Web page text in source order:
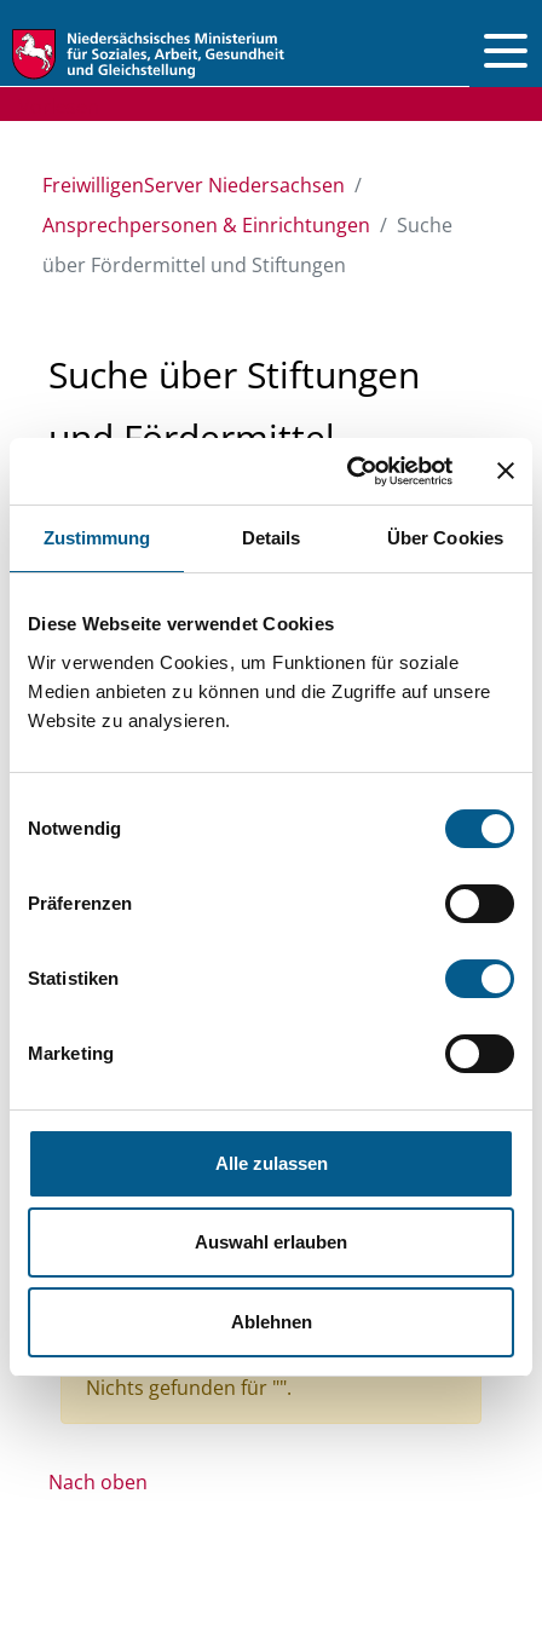
Zustimmung Details Über Cookies
Diese Webseite verwendet Cookies
Wir verwenden Cookies, um Funktionen für soziale
Medien anbieten zu können und die Zugriffe auf unsere
Website zu analysieren.
Notwendig
Präferenzen
Statistiken
Marketing
Alle zulassen
Auswahl erlauben
Ablehnen
FreiwilligenServer Niedersachsen
Ansprechpersonen & Einrichtungen
Suche
über Fördermittel und Stiftungen
Suche über Stiftungen
und Fördermittel
Sie suchen finanzielle Unterstützung für ein
Projekt oder ein Vorhaben? Hier können Sie
Stiftungsdatenbank recherchieren. Bei der
Suche bitte die Groß- und Kleinschreibung
beachten.
können durch die Wahl von Bereichen oder
Suchen
Themen: Gesundheitswesen
Themen: Wohltätige Zwecke
Themen: Bürgerschaftliches Engagement
Themen: Kirchliche Zwecke
Themen: Bildung und Erziehung
Themen: Integration
Alle Filter entfernen
Nichts gefunden für "".
Nach oben